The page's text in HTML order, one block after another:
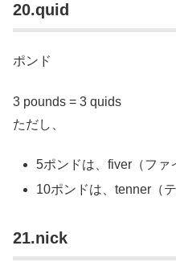
20.quid
ポンド
3 pounds = 3 quids
ただし、
5ポンドは、fiver（ファ
10ポンドは、tenner（テ
21.nick